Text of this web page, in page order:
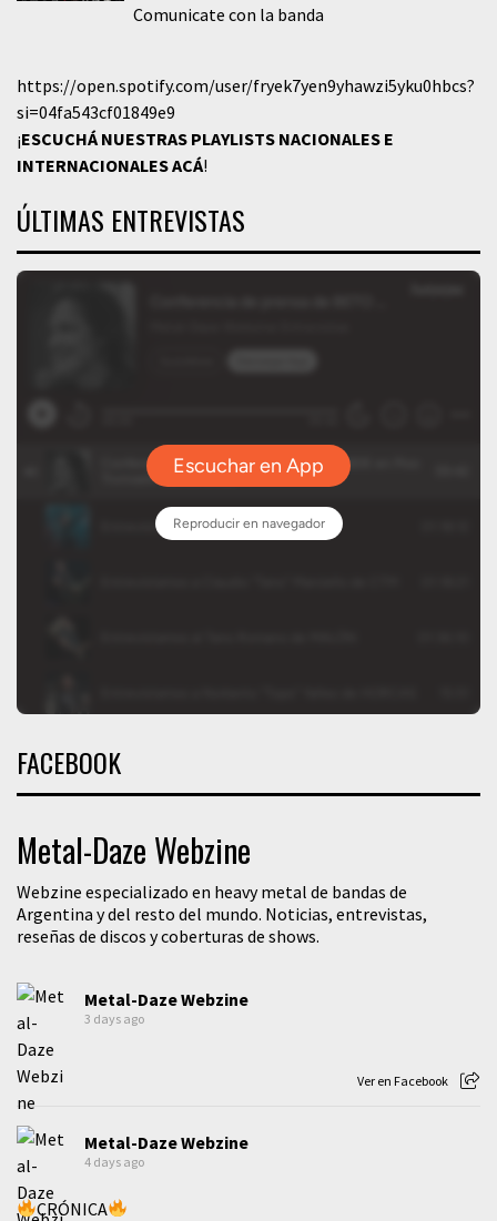
Comunicate con la banda
https://open.spotify.com/user/fryek7yen9yhawzi5yku0hbcs?
si=04fa543cf01849e9
¡ESCUCHÁ NUESTRAS PLAYLISTS NACIONALES E
INTERNACIONALESACÁ!
ÚLTIMAS ENTREVISTAS
FACEBOOK
Metal-Daze Webzine
Webzine especializado en heavy metal de bandas de
Argentina y del resto del mundo. Noticias, entrevistas,
reseñas de discos y coberturas de shows.
Metal-Daze Webzine
3 days ago
Ver en Facebook
Metal-Daze Webzine
4 days ago
CRÓNICA